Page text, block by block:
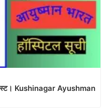
Kushinagar Ayushman